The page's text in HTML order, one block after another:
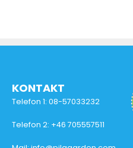
KONTAKT
Telefon 1: 08-57033232
Telefon 2: +46 705557511